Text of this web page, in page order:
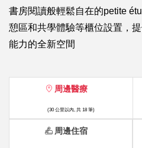
書房閱讀般輕鬆自在的petite
憩區和共學體驗等櫃位設置，
能力的全新空間
周邊醫療
(30 公里以內, 共 18 筆)
周邊住宿